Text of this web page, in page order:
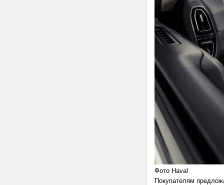
Фото Haval
Покупателям